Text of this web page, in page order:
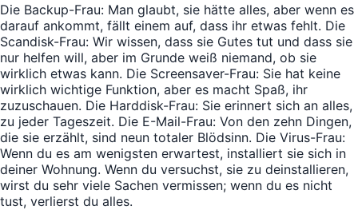
Die Backup-Frau: Man glaubt, sie hätte alles, aber wenn es
darauf ankommt, fällt einem auf, dass ihr etwas fehlt. Die
Scandisk-Frau: Wir wissen, dass sie Gutes tut und dass sie
nur helfen will, aber im Grunde weiß niemand, ob sie
wirklich etwas kann. Die Screensaver-Frau: Sie hat keine
wirklich wichtige Funktion, aber es macht Spaß, ihr
zuzuschauen. Die Harddisk-Frau: Sie erinnert sich an alles,
zu jeder Tageszeit. Die E-Mail-Frau: Von den zehn Dingen,
die sie erzählt, sind neun totaler Blödsinn. Die Virus-Frau:
Wenn du es am wenigsten erwartest, installiert sie sich in
deiner Wohnung. Wenn du versuchst, sie zu deinstallieren,
wirst du sehr viele Sachen vermissen; wenn du es nicht
tust, verlierst du alles.